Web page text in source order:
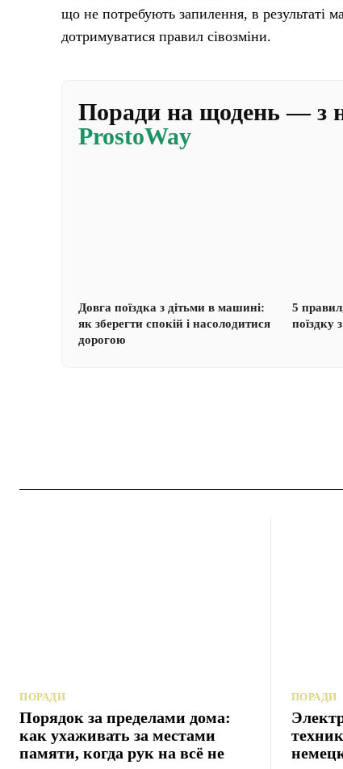
що не потребують запилення, в результаті
дотримуватися правил сівозміни.
Поради на щодень — з
ProstoWay
Довга поїздка з дітьми в машині:
як зберегти спокій і насолодитися
дорогою
5
поїздку
ПОРАДИ
Порядок за пределами дома:
как ухаживать за местами
памяти, когда рук на всё не
ПОРАДИ